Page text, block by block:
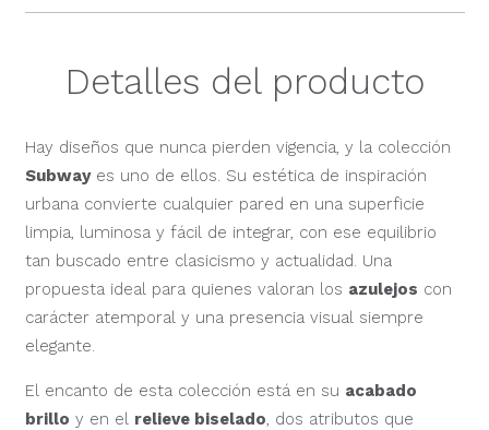
Detalles del producto
Hay diseños que nunca pierden vigencia, y la colección
Subwayes uno de ellos. Su estética de inspiración
urbana convierte cualquier pared en una superficie
limpia, luminosa y fácil de integrar, con ese equilibrio
tan buscado entre clasicismo y actualidad. Una
propuesta ideal para quienes valoran los azulejos con
carácter atemporal y una presencia visual siempre
elegante.
El encanto de esta colección está en su acabado
brillo y en el relieve biselado , dos atributos que